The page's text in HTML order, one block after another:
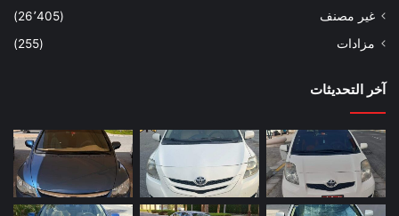
غير مصنف
(26٬405)
مزادات
(255)
آخر التحديثات